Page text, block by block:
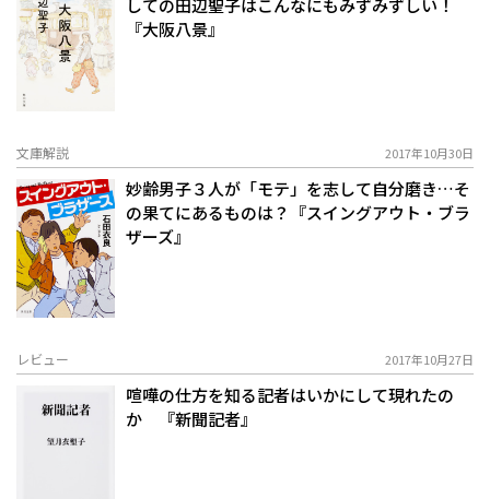
しての田辺聖子はこんなにもみずみずしい！
『大阪八景』
文庫解説 2017年10月30日
妙齢男子３人が「モテ」を志して自分磨き…そ
の果てにあるものは？『スイングアウト・ブラ
ザーズ』
レビュー 2017年10月27日
喧嘩の仕方を知る記者はいかにして現れたの
か 『新聞記者』